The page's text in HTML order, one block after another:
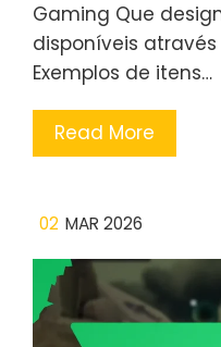
Gaming Que
disponíveis
Exemplos de itens…
Read More
02 MAR 2026